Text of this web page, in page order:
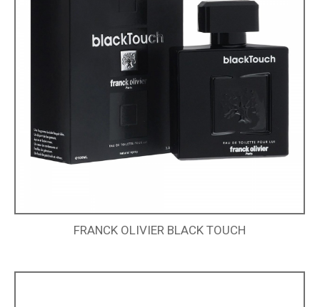
FRANCK OLIVIER BLACK TOUCH